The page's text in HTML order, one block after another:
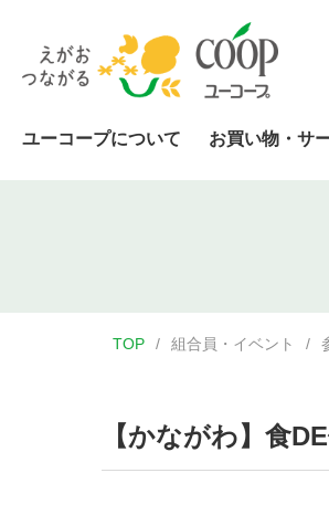
ユーコープについて お買い物・サ
TOP 組合員・イベント
【かながわ】食